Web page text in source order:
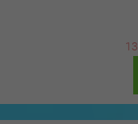
13